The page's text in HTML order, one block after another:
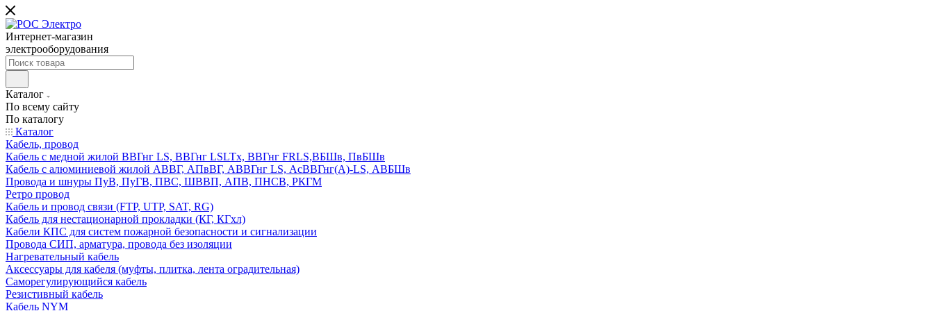
Интернет-магазин
электрооборудования
Каталог
По всему сайту
По каталогу
Каталог
Кабель, провод
Кабель с медной жилой ВВГнг LS, ВВГнг LSLTx, ВВГнг FRLS,ВБШв, ПвБШв
Кабель с алюминиевой жилой АВВГ, АПвВГ, АВВГнг LS, АсВВГнг(А)-LS, АВБШв
Провода и шнуры ПуВ, ПуГВ, ПВС, ШВВП, АПВ, ПНСВ, РКГМ
Ретро провод
Кабель и провод связи (FTP, UTP, SAT, RG)
Кабель для нестационарной прокладки (КГ, КГхл)
Кабели КПС для систем пожарной безопасности и сигнализации
Провода СИП, арматура, провода без изоляции
Нагревательный кабель
Аксессуары для кабеля (муфты, плитка, лента оградительная)
Саморегулирующийся кабель
Резистивный кабель
Кабель NYM